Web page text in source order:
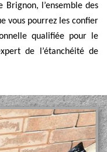
Brignon, l’ensemble des
vous pourrez les confier
qualifiée pour le
de l’étanchéité de